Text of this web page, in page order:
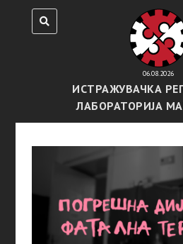
06.08.2026
ИСТРАЖУВАЧКА
ЛАБОРАТОРИЈА